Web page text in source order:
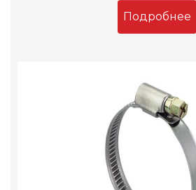
Подробнее